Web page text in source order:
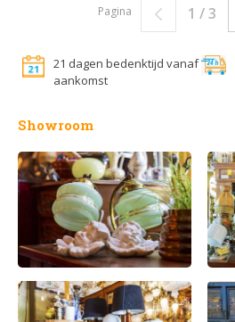
1 / 3
Pagina
21 dagen bedenktijd vanaf
aankomst
Showroom